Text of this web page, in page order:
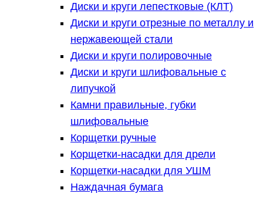
Диски и круги лепестковые (КЛТ)
Диски и круги отрезные по металлу и
нержавеющей стали
Диски и круги полировочные
Диски и круги шлифовальные с
липучкой
Камни правильные, губки
шлифовальные
Корщетки ручные
Корщетки-насадки для дрели
Корщетки-насадки для УШМ
Наждачная бумага